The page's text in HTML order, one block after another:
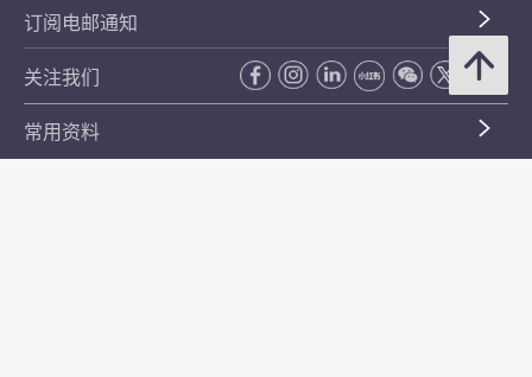
订阅电邮通知
关注我们
常用资料